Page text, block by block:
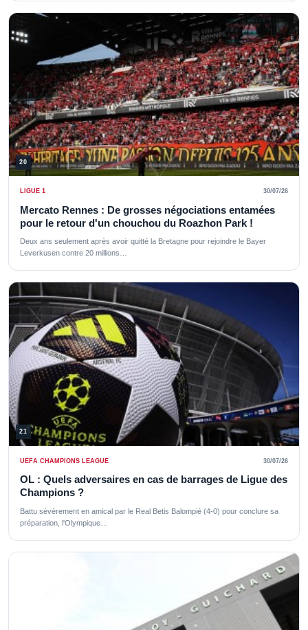
20
LIGUE 1 30/07/26
Mercato Rennes : De grosses négociations entamées
pour le retour d'un chouchou du Roazhon Park !
Deux ans seulement après avoir quitté la Bretagne pour rejoindre le Bayer
Leverkusen contre 20 millions…
21
UEFA CHAMPIONS LEAGUE 30/07/26
OL : Quels adversaires en cas de barrages de Ligue des
Champions ?
Battu sévèrement en amical par le Real Betis Balompié (4-0) pour conclure sa
préparation, l'Olympique…